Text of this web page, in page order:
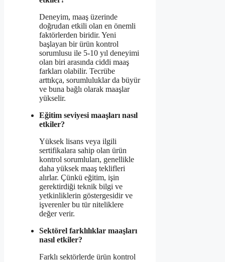
Deneyim, maaş üzerinde
doğrudan etkili olan en önemli
faktörlerden biridir. Yeni
başlayan bir ürün kontrol
sorumlusu ile 5-10 yıl deneyimi
olan biri arasında ciddi maaş
farkları olabilir. Tecrübe
arttıkça, sorumluluklar da büyür
ve buna bağlı olarak maaşlar
yükselir.
Eğitim seviyesi maaşları nasıl
etkiler?
Yüksek lisans veya ilgili
sertifikalara sahip olan ürün
kontrol sorumluları, genellikle
daha yüksek maaş teklifleri
alırlar. Çünkü eğitim, işin
gerektirdiği teknik bilgi ve
yetkinliklerin göstergesidir ve
işverenler bu tür niteliklere
değer verir.
Sektörel farklılıklar maaşları
nasıl etkiler?
Farklı sektörlerde ürün kontrol